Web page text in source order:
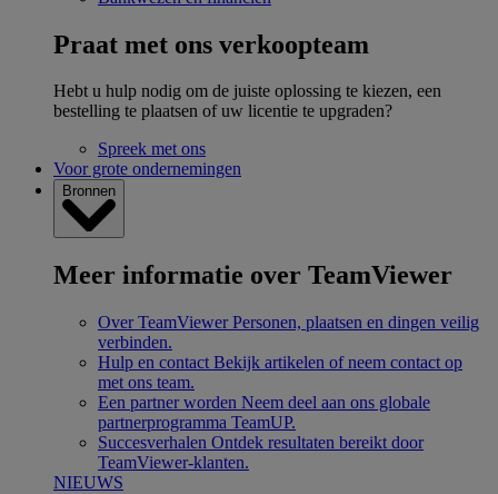
Praat met ons verkoopteam
Hebt u hulp nodig om de juiste oplossing te kiezen, een
bestelling te plaatsen of uw licentie te upgraden?
Spreek met ons
Voor grote ondernemingen
Bronnen
Meer informatie over TeamViewer
Over TeamViewer Personen, plaatsen en dingen veilig
verbinden.
Hulp en contact Bekijk artikelen of neem contact op
met ons team.
Een partner worden Neem deel aan ons globale
partnerprogramma TeamUP.
Succesverhalen Ontdek resultaten bereikt door
TeamViewer-klanten.
NIEUWS